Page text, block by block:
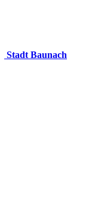
Stadt Baunach